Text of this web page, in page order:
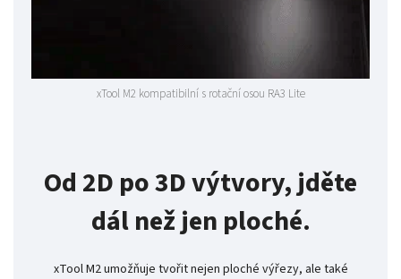
xTool M2 kompatibilní s rotační osou RA3 Lite
Od 2D po 3D výtvory, jděte
dál než jen ploché.
xTool M2 umožňuje tvořit nejen ploché výřezy, ale také